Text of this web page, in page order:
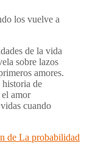
los vuelve a
de la vida
sobre lazos
amores.
de
amor
cuando
de La probabilidad